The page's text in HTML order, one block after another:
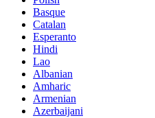
Basque
Catalan
Esperanto
Hindi
Lao
Albanian
Amharic
Armenian
Azerbaijani